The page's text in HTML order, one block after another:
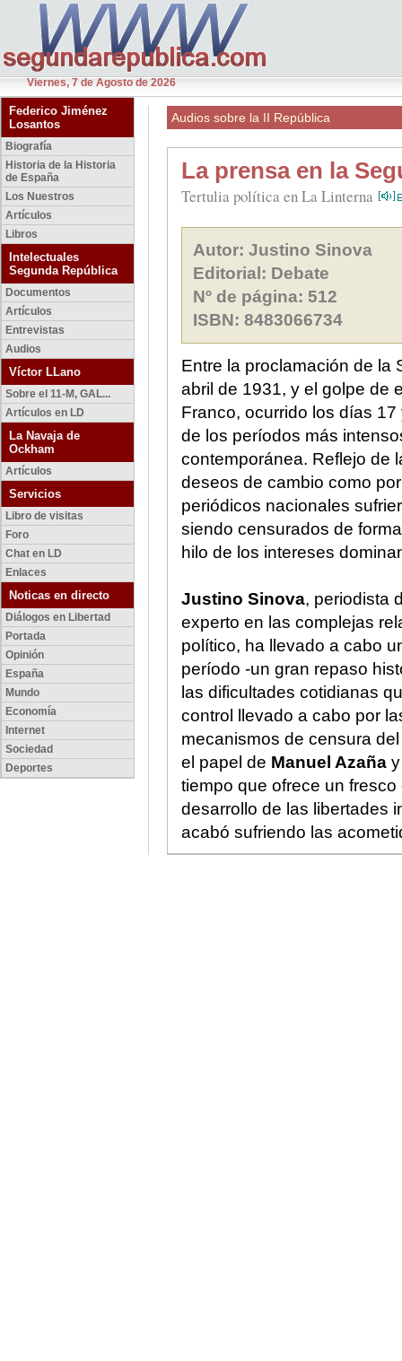
Viernes, 7 de Agosto de 2026
Federico Jiménez
Losantos
Biografía
Historia de la Historia
de España
Los Nuestros
Artículos
Libros
Intelectuales
Segunda República
Documentos
Artículos
Entrevistas
Audios
Víctor LLano
Sobre el 11-M, GAL...
Artículos en LD
La Navaja de
Ockham
Artículos
Servicios
Libro de visitas
Foro
Chat en LD
Enlaces
Noticas en directo
Diálogos en Libertad
Portada
Opinión
España
Mundo
Economía
Internet
Sociedad
Deportes
Audios sobre la II República
La prensa en la
Tertulia política en La Linterna
Autor: Justino Sinova
Editorial: Debate
Nº de página: 512
ISBN: 8483066734
Entre la proclamación de la
abril de 1931, y el golpe de
Franco, ocurrido los días
de los períodos más
contemporánea. Reflejo de
deseos de cambio como
periódicos nacionales
siendo censurados de
hilo de los intereses
Justino Sinova, periodista
experto en las complejas
político, ha llevado a cabo
período -un gran repaso
las dificultades cotidianas
control llevado a cabo por
mecanismos de censura
el papel de Manuel Azaña
tiempo que ofrece un
desarrollo de las libertades
acabó sufriendo las